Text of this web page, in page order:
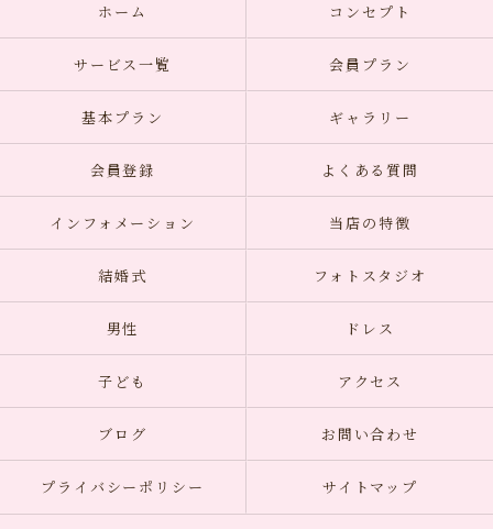
ホーム コンセプト
サービス一覧 会員プラン
基本プラン ギャラリー
会員登録 よくある質問
インフォメーション 当店の特徴
結婚式 フォトスタジオ
男性 ドレス
子ども アクセス
ブログ お問い合わせ
プライバシーポリシー サイトマップ